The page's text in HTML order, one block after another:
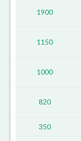
1900
1150
1000
820
350